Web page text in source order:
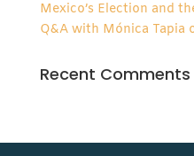
Mexico’s Election and
Q&A with Mónica Tapia
Recent Comments